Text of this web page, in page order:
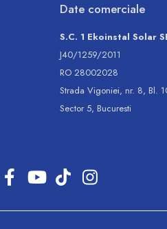
Date comerciale
S.C. 1 Ekoinstal Solar
J40/1259/2011
RO 28002028
Strada Vigoniei, nr. 8, Bl.
Sector 5, Bucuresti